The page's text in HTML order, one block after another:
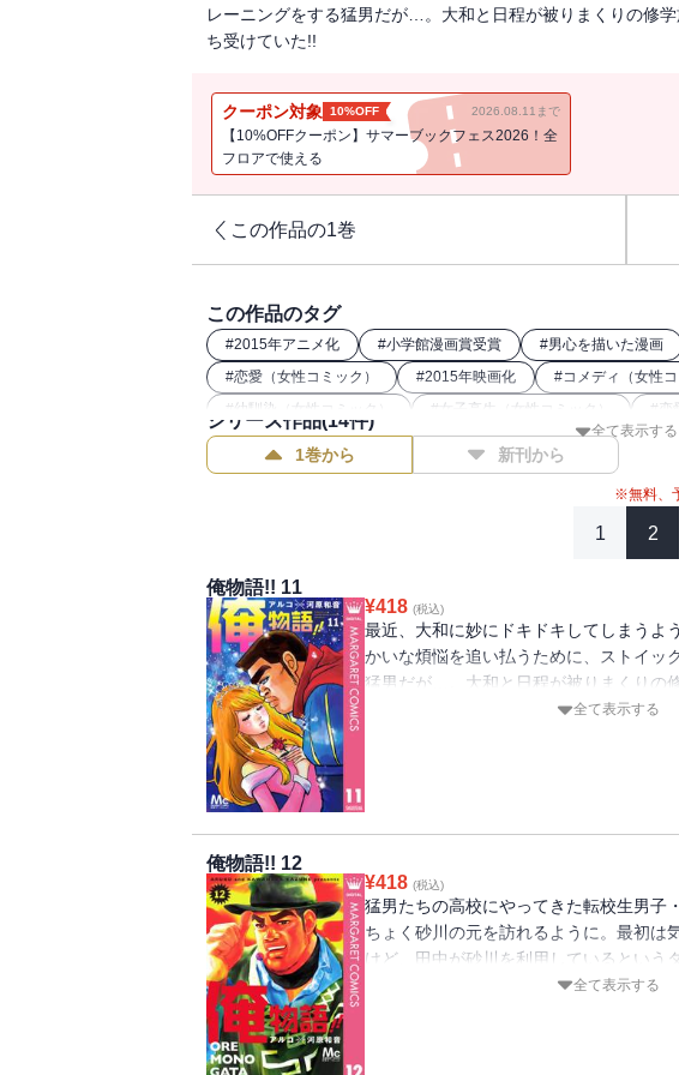
レーニングをする猛男だが…。大和と日程が被りまくりの修
ち受けていた!!
クーポン対象 10%OFF 2026.08.11まで
【10%OFFクーポン】サマーブックフェス2026！全
フロアで使える
この作品の1巻
この作品のタグ
#2015年アニメ化 #小学館漫画賞受賞 #男心を描いた漫画
#恋愛（女性コミック） #2015年映画化 #コメディ（女性コ
# 幼馴染（女性コミック） # 女子高生（女性コミック） #
全て表示する
シリーズ作品(14件)
1巻から 新刊から
※無料、
1 2
俺物語!! 11
¥418 (税込)
最近、大和に妙にドキドキしてしまう
かいな煩悩を追い払うために、ストイッ
猛男だが…。大和と日程が被りまくりの
る意味ツライ試練が猛男を待ち受けていた
全て表示する
俺物語!! 12
¥418 (税込)
猛男たちの高校にやってきた転校生男子
ちょく砂川の元を訪れるように。最初は
けど、田中が砂川を利用しているという
て!? さらに、大和一家がスペインへ転
全て表示する